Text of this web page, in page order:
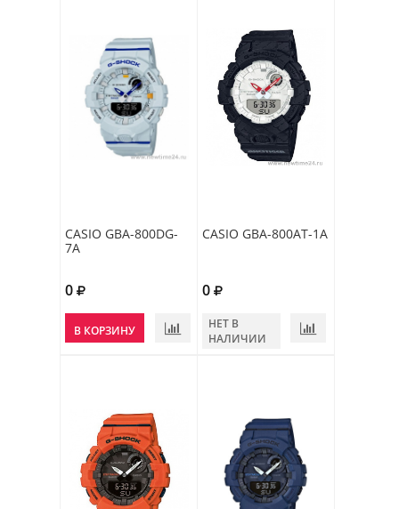
CASIO GBA-800DG-
7A
0
В КОРЗИНУ
CASIO GBA-800AT-1A
0
НЕТ В
НАЛИЧИИ